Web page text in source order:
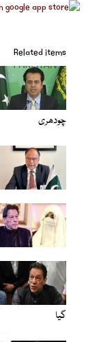
Related items
چودھری
گیا